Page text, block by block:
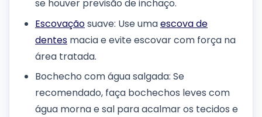
se houver previsão de inchaço.
Escovaçãosuave: Use umaescova de
dentes macia e evite escovar com força na
área tratada.
Bochecho com água salgada: Se
recomendado, faça bochechos leves com
água morna e sal para acalmar os tecidos e